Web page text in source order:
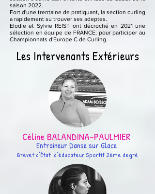
saison 2022.
Fort d'une trentaine de pratiquant, la section curling
a rapidement su trouver ses adeptes.
Elodie et Sylvie REIST ont décroché en 2021 une
sélection en équipe de FRANCE, pour participer au
Championnats d'Europe C de Curling.
Les Intervenants Extérieurs
Céline BALANDINA-PAULMIER
Entraineur Danse sur Glace
Brevet d'État d'éducateur Sportif 2ème degré